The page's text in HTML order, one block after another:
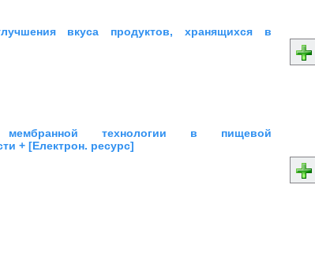
вкуса продуктов, хранящихся в
мембранной технологии в пищевой
+ [Електрон. ресурс]